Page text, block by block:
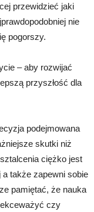
przewidzieć jaki
nie
pogorszy.
– aby rozwijać
przyszłość dla
podejmowana
skutki niż
ciężko jest
także zapewni sobie
pamiętać, że nauka
czy